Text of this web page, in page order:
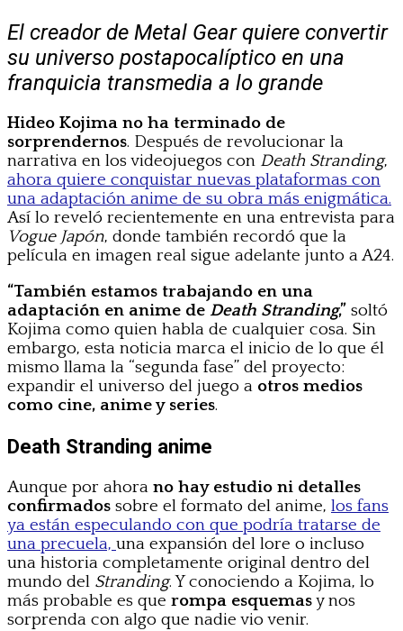
El creador de Metal Gear quiere convertir
su universo postapocalíptico en una
franquicia transmedia a lo grande
Hideo Kojima no ha terminado de
sorprendernos. Después de revolucionar la
narrativa en los videojuegos con Death Stranding,
ahora quiere conquistar nuevas plataformas con
una adaptación anime de su obra más enigmática.
Así lo reveló recientemente en una entrevista para
Vogue Japón, donde también recordó que la
película en imagen real sigue adelante junto a A24.
“También estamos trabajando en una
adaptación en anime de Death Stranding,” soltó
Kojima como quien habla de cualquier cosa. Sin
embargo, esta noticia marca el inicio de lo que él
mismo llama la “segunda fase” del proyecto:
expandir el universo del juego a otros medios
como cine, anime y series.
Death Stranding anime
Aunque por ahora no hay estudio ni detalles
confirmados sobre el formato del anime, los fans
ya están especulando con que podría tratarse de
una precuela, una expansión del lore o incluso
una historia completamente original dentro del
mundo del Stranding. Y conociendo a Kojima, lo
más probable es que rompa esquemasy nos
sorprenda con algo que nadie vio venir.